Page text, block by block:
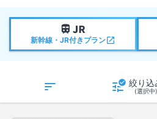
新幹線・JR付きプラン
絞り込
(選択中)